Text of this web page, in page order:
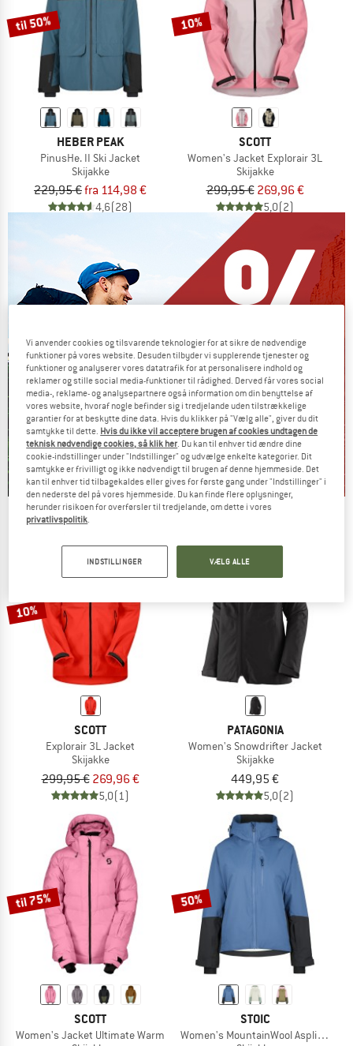
til 50%
HEBER PEAK
PinusHe. II Ski Jacket
Skijakke
229,95 €fra 114,98 €
4,6(28)
10%
SCOTT
Women's Jacket Explorair 3L
Skijakke
299,95 € 269,96 €
5,0(2)
Our summer sale enters its next
NOW UP TO 50% OFF
10%
SCOTT
Explorair 3L Jacket
Skijakke
299,95 € 269,96 €
5,0(1)
PATAGONIA
Women's Snowdrifter Jacket
Skijakke
449,95 €
5,0(2)
til 75%
SCOTT
Women's Jacket Ultimate Warm
50%
STOIC
Women's MountainWool AsplidenSt.
Vi anvender cookies og tilsvarende teknologier for at sikre de nødvendige
funktioner på vores website. Desuden tilbyder vi supplerende tjenester og
funktioner og analyserer vores datatrafik for at personalisere indhold og
reklamer og stille social media-funktioner til rådighed. Derved får vores social
media-, reklame- og analysepartnere også information om din benyttelse af
vores website, hvoraf nogle befinder sig i tredjelande uden tilstrækkelige
garantier for at beskytte dine data. Hvis du klikker på "Vælg alle", giver du dit
samtykke til dette. Hvis du ikke vil acceptere brugen af cookies undtagen de
teknisk nødvendige cookies, så klik her. Du kan til enhver tid ændre dine
cookie-indstillinger under "Indstillinger" og udvælge enkelte kategorier. Dit
samtykke er frivilligt og ikke nødvendigt til brugen af denne hjemmeside. Det
kan til enhver tid tilbagekaldes eller gives for første gang under "Indstillinger" i
den nederste del på vores hjemmeside. Du kan finde flere oplysninger,
herunder risikoen for overførsler til tredjelande, om dette i vores
privatlivspolitik.
INDSTILLINGER VÆLG ALLE